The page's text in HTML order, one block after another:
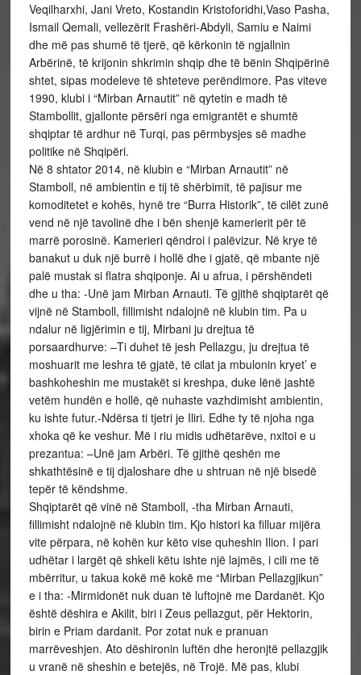
Veqilharxhi, Jani Vreto, Kostandin Kristoforidhi,Vaso Pasha,
Ismail Qemali, vellezërit Frashëri-Abdyli, Samiu e Naimi
dhe më pas shumë të tjerë, që kërkonin të ngjallnin
Arbërinë, të krijonin shkrimin shqip dhe të bënin Shqipërinë
shtet, sipas modeleve të shteteve perëndimore. Pas viteve
1990, klubi i “Mirban Arnautit” në qytetin e madh të
Stambollit, gjallonte përsëri nga emigrantët e shumtë
shqiptar të ardhur në Turqi, pas përmbysjes së madhe
politike në Shqipëri.
Në 8 shtator 2014, në klubin e “Mirban Arnautit” në
Stamboll, në ambientin e tij të shërbimit, të pajisur me
komoditetet e kohës, hynë tre “Burra Historik”, të cilët zunë
vend në një tavolinë dhe i bën shenjë kamerierit për të
marrë porosinë. Kamerieri qëndroi i palëvizur. Në krye të
banakut u duk një burrë i hollë dhe i gjatë, që mbante një
palë mustak si flatra shqiponje. Ai u afrua, i përshëndeti
dhe u tha: -Unë jam Mirban Arnauti. Të gjithë shqiptarët që
vijnë në Stamboll, fillimisht ndalojnë në klubin tim. Pa u
ndalur në ligjërimin e tij, Mirbani ju drejtua të
porsaardhurve: –Ti duhet të jesh Pellazgu, ju drejtua të
moshuarit me leshra të gjatë, të cilat ja mbulonin kryet’ e
bashkoheshin me mustakët si kreshpa, duke lënë jashtë
vetëm hundën e hollë, që nuhaste vazhdimisht ambientin,
ku ishte futur.-Ndërsa ti tjetri je Iliri. Edhe ty të njoha nga
xhoka që ke veshur. Më i riu midis udhëtarëve, nxitoi e u
prezantua: –Unë jam Arbëri. Të gjithë qeshën me
shkathtësinë e tij djaloshare dhe u shtruan në një bisedë
tepër të këndshme.
Shqiptarët që vinë në Stamboll, -tha Mirban Arnauti,
fillimisht ndalojnë në klubin tim. Kjo histori ka filluar mijëra
vite përpara, në kohën kur këto vise quheshin Ilion. I pari
udhëtar i largët që shkeli këtu ishte një lajmës, i cili me të
mbërritur, u takua kokë më kokë me “Mirban Pellazgjikun”
e i tha: -Mirmidonët nuk duan të luftojnë me Dardanët. Kjo
është dëshira e Akilit, biri i Zeus pellazgut, për Hektorin,
birin e Priam dardanit. Por zotat nuk e pranuan
marrëveshjen. Ato dëshironin luftën dhe heronjtë pellazgjik
u vranë në sheshin e betejës, në Trojë. Më pas, klubi